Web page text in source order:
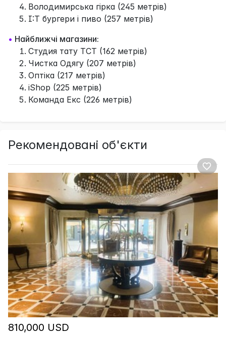
Володимирська гірка (245 метрів)
І:Т бургери і пиво (257 метрів)
• Найближчі магазини:
Студия тату ТСТ (162 метрів)
Чистка Одягу (207 метрів)
Оптіка (217 метрів)
iShop (225 метрів)
Команда Екс (226 метрів)
Рекомендовані об'єкти
810,000 USD